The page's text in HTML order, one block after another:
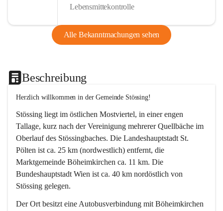
Lebensmittekontrolle
Alle Bekanntmachungen sehen
Beschreibung
Herzlich willkommen in der Gemeinde Stössing!
Stössing liegt im östlichen Mostviertel, in einer engen
Tallage, kurz nach der Vereinigung mehrerer Quellbäche im
Oberlauf des Stössingbaches. Die Landeshauptstadt St.
Pölten ist ca. 25 km (nordwestlich) entfernt, die
Marktgemeinde Böheimkirchen ca. 11 km. Die
Bundeshauptstadt Wien ist ca. 40 km nordöstlich von
Stössing gelegen.
Der Ort besitzt eine Autobusverbindung mit Böheimkirchen